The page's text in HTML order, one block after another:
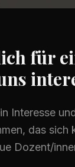
für
Interesse
das
Dozent/